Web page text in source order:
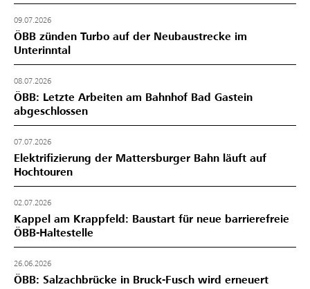
09.07.2026
ÖBB zünden Turbo auf der Neubaustrecke im
Unterinntal
08.07.2026
ÖBB: Letzte Arbeiten am Bahnhof Bad Gastein
abgeschlossen
07.07.2026
Elektrifizierung der Mattersburger Bahn läuft auf
Hochtouren
02.07.2026
Kappel am Krappfeld: Baustart für neue barrierefreie
ÖBB-Haltestelle
26.06.2026
ÖBB: Salzachbrücke in Bruck-Fusch wird erneuert